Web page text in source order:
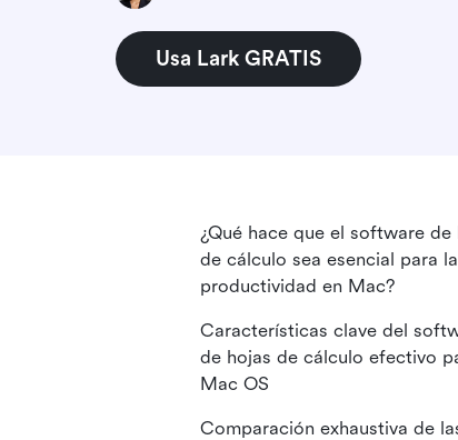
Usa Lark GRATIS
¿Qué hace que el software de
de cálculo sea esencial para la
productividad en Mac?
Características clave del
de hojas de cálculo efectivo
Mac OS
Comparación exhaustiva de